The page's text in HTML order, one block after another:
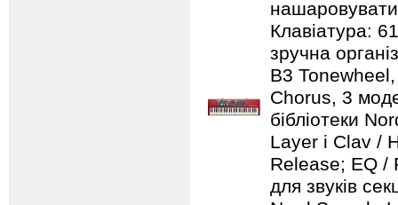
нашаровувати
Клавіатура:
зручна
B3
Chorus, 3
бібліотеки
Layer і Clav /
Release; EQ /
для звуків